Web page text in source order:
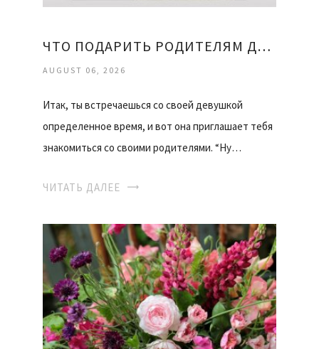
ЧТО ПОДАРИТЬ РОДИТЕЛЯМ ДЕВУШКИ
AUGUST 06, 2026
Итак, ты встречаешься со своей девушкой
определенное время, и вот она приглашает тебя
знакомиться со своими родителями. “Ну…
ЧИТАТЬ ДАЛЕЕ